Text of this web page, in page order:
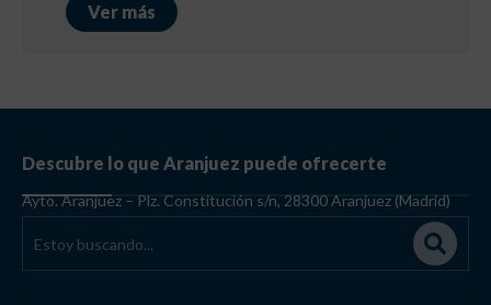
Ver más
Descubre lo que Aranjuez puede ofrecerte
Ayto. Aranjuez – Plz. Constitución s/n, 28300 Aranjuez (Madrid)